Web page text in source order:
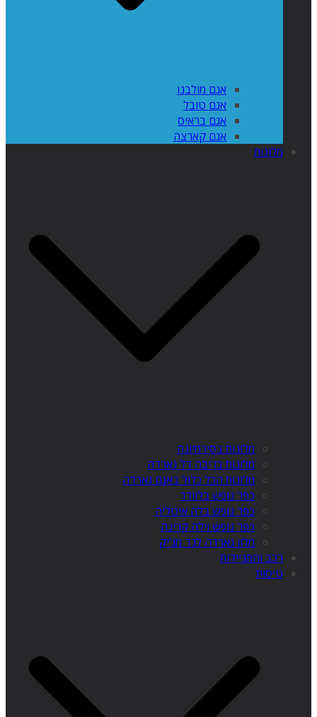
אגם מולבנו
אגם טובל
אגם בראיס
אגם קארצה
מלונות
מלונות בסירמיונה
מלונות בריבה דל גארדה
מלונות הכל כלול באגם גארדה
כפר נופש בלוודר
כפר נופש בלה איטליה
כפר נופש וילה קרינה
מלון גארדה לנד מג’יק
רכב והתניידות
טיסות